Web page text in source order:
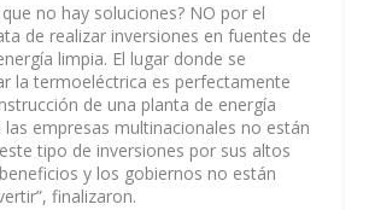
no hay soluciones? NO por el
de realizar inversiones en fuentes de
limpia. El lugar donde se
la termoeléctrica es perfectamente
de una planta de energía
las empresas multinacionales no están
tipo de inversiones por sus altos
y los gobiernos no están
finalizaron.